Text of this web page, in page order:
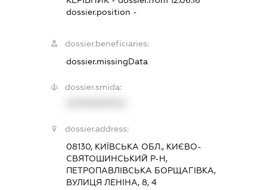
dossier.position -
dossier.beneficiaries:
dossier.missingData
dossier.smida:
dossier.address:
08130, КИЇВСЬКА ОБЛ., КИЄВО-
СВЯТОШИНСЬКИЙ Р-Н,
ПЕТРОПАВЛІВСЬКА БОРЩАГІВКА,
ВУЛИЦЯ ЛЕНІНА, 8, 4